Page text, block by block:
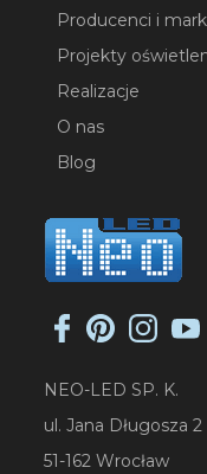
Producenci i
Projekty
Realizacje
O nas
Blog
NEO-LED SP. K.
ul. Jana Długosza 2
51-162 Wrocław